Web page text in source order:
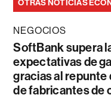
OTRAS NOTICIAS
NEGOCIOS
SoftBank supera
expectativas de
gracias al repunte
de fabricantes de